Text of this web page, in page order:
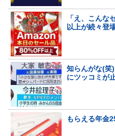
「え、こんな
以上が続々登
知らんがな(笑
にツッコミが
もらえる年金